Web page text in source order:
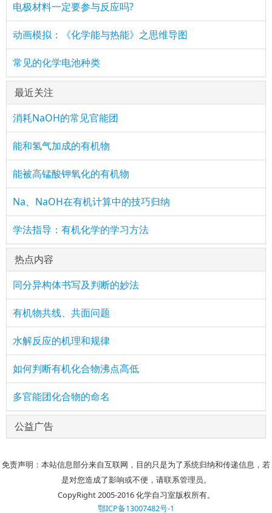
电极材料一定要参与反应吗?
动画模拟：《化学能与热能》之思维导图
常见的化学电池种类
最近关注
消耗NaOH的常见官能团
能和氢气加成的有机物
能被高锰酸钾氧化的有机物
Na、NaOH在有机计算中的技巧归纳
学法指导：有机化学的学习方法
热点内容
同分异构体书写及判断的妙法
有机物共线、共面问题
水解反应的机理和规律
如何判断有机化合物沸点高低
多官能团化合物的命名
公益广告
免责声明：本站信息部分来自互联网，目的只是为了系统归纳和传递信息，若
是对您造成了影响或不便，请联系管理员。
CopyRight 2005-2016 化学自习室版权所有。
鄂ICP备13007482号-1